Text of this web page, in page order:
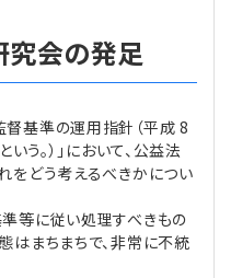
note
の人事戦略
想定される指摘事項
ビュー
談室
究会の発足
基準の運用指針（平成 8
う。）」において、公益法
をどう考えるべきかについ
等に従い処理すべきもの
はまちまちで、非常に不統